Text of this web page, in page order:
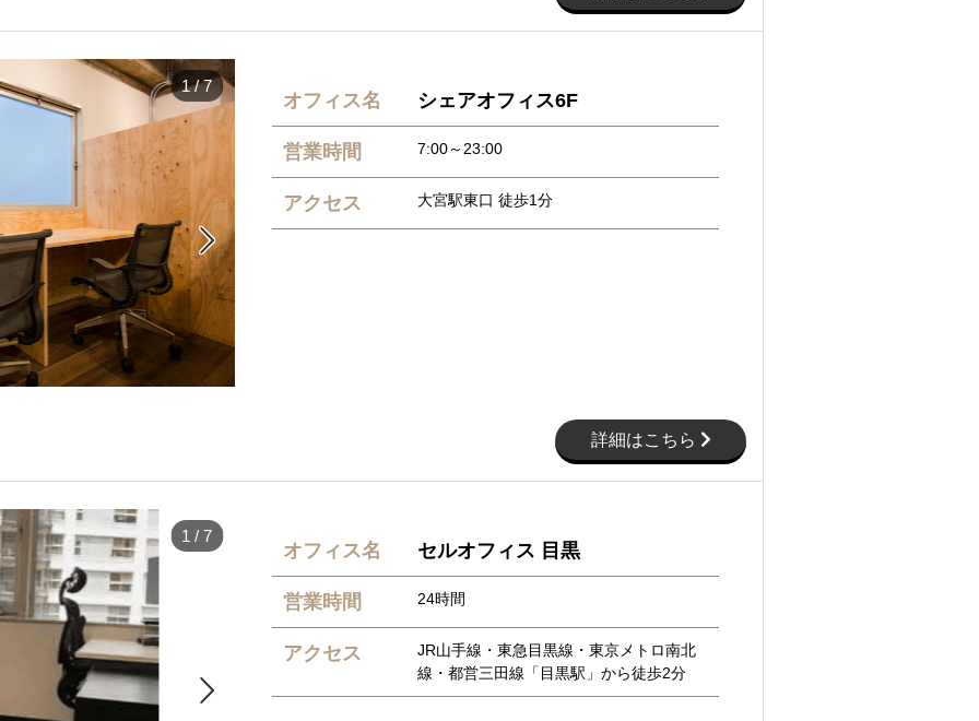

1/7
オフィス名 シェアオフィス6F
営業時間 7:00～23:00
アクセス 大宮駅東口 徒歩1分
詳細はこちら

1 / 7
オフィス名 セルオフィス 目黒
営業時間 24時間
アクセス
JR山手線・東急目黒線・東京メトロ南北
線・都営三田線「目黒駅」から徒歩2分